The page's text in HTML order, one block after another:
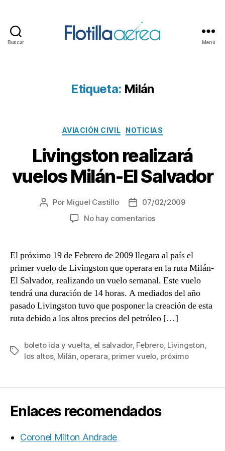
Buscar Menú
Etiqueta: Milán
Categorías
AVIACIÓN CIVIL NOTICIAS
Livingston realizará
vuelos Milán-El Salvador
Autor
Por Miguel Castillo
Fecha07/02/2009
No hay comentariosen
vuelos
Milán-
El
Salvador
El próximo 19 de Febrero de 2009 llegara al país el
primer vuelo de Livingston que operara en la ruta Milán-
El Salvador, realizando un vuelo semanal. Este vuelo
tendrá una duración de 14 horas. A mediados del año
pasado Livingston tuvo que posponer la creación de esta
ruta debido a los altos precios del petróleo […]
Etiquetas
boleto ida y vuelta el salvador, Febrero, Livingston
los altos, Milán operara primer vuelo próximo
Enlaces recomendados
Coronel Milton Andrade